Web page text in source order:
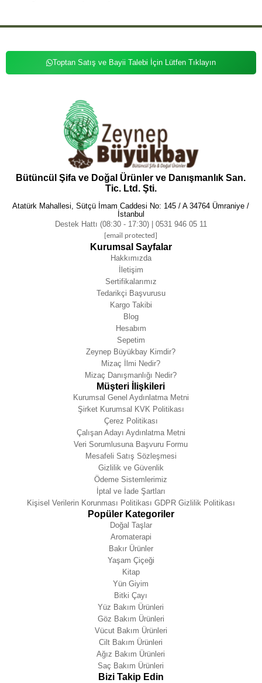
Toptan Satış ve Bayii Talebi İçin Lütfen Tıklayın
Bütüncül Şifa ve Doğal Ürünler ve Danışmanlık San.
Tic. Ltd. Şti.
Atatürk Mahallesi, Sütçü İmam Caddesi No: 145 / A 34764 Ümraniye /
İstanbul
Destek Hattı (08:30 - 17:30) | 0531 946 05 11
[email protected]
Kurumsal Sayfalar
Hakkımızda
İletişim
Sertifikalarımız
Tedarikçi Başvurusu
Kargo Takibi
Blog
Hesabım
Sepetim
Zeynep Büyükbay Kimdir?
Mizaç İlmi Nedir?
Mizaç Danışmanlığı Nedir?
Müşteri İlişkileri
Kurumsal Genel Aydınlatma Metni
Şirket Kurumsal KVK Politikası
Çerez Politikası
Çalışan Adayı Aydınlatma Metni
Veri Sorumlusuna Başvuru Formu
Mesafeli Satış Sözleşmesi
Gizlilik ve Güvenlik
Ödeme Sistemlerimiz
İptal ve İade Şartları
Kişisel Verilerin Korunması Politikası GDPR Gizlilik Politikası
Popüler Kategoriler
Doğal Taşlar
Aromaterapi
Bakır Ürünler
Yaşam Çiçeği
Kitap
Yün Giyim
Bitki Çayı
Yüz Bakım Ürünleri
Göz Bakım Ürünleri
Vücut Bakım Ürünleri
Cilt Bakım Ürünleri
Ağız Bakım Ürünleri
Saç Bakım Ürünleri
Bizi Takip Edin